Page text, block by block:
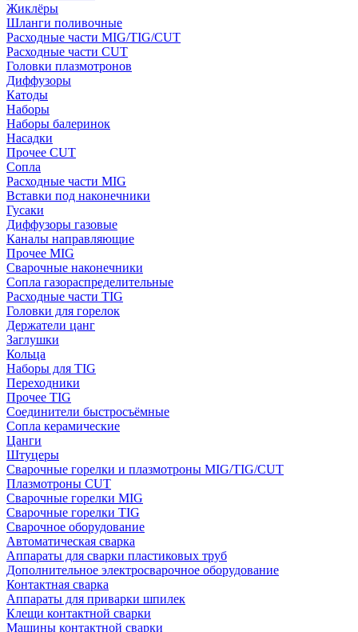
Жиклёры
Шланги поливочные
Расходные части MIG/TIG/CUT
Расходные части CUT
Головки плазмотронов
Диффузоры
Катоды
Наборы
Наборы балеринок
Насадки
Прочее CUT
Сопла
Расходные части MIG
Вставки под наконечники
Гусаки
Диффузоры газовые
Каналы направляющие
Прочее MIG
Сварочные наконечники
Сопла газораспределительные
Расходные части TIG
Головки для горелок
Держатели цанг
Заглушки
Кольца
Наборы для TIG
Переходники
Прочее TIG
Соединители быстросъёмные
Сопла керамические
Цанги
Штуцеры
Сварочные горелки и плазмотроны MIG/TIG/CUT
Плазмотроны CUT
Сварочные горелки MIG
Сварочные горелки TIG
Сварочное оборудование
Автоматическая сварка
Аппараты для сварки пластиковых труб
Дополнительное электросварочное оборудование
Контактная сварка
Аппараты для приварки шпилек
Клещи контактной сварки
Машины контактной сварки